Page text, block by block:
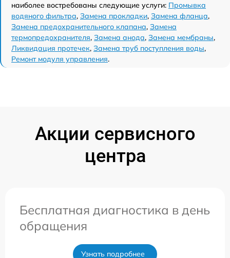
наиболее востребованы следующие услуги: Промывка
водяного фильтра, Замена прокладки, Замена фланца,
Замена предохранительного клапана, Замена
термопредохранителя, Замена анода, Замена мембраны,
Ликвидация протечек, Замена труб поступления воды,
Ремонт модуля управления.
Акции сервисного
центра
Бесплатная диагностика в день
обращения
Узнать подробнее